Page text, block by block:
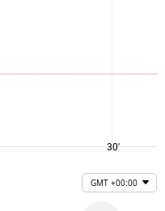
30'
GMT +00:00